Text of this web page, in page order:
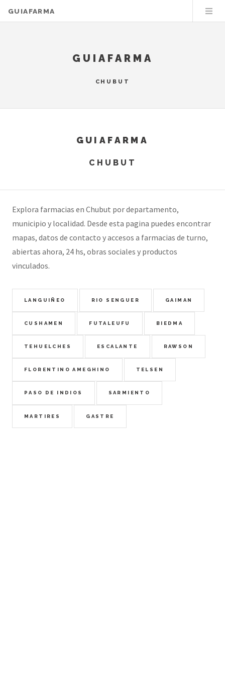
GUIAFARMA
GUIAFARMA
CHUBUT
GUIAFARMA
CHUBUT
Explora farmacias en Chubut por departamento,
municipio y localidad. Desde esta pagina puedes encontrar
mapas, datos de contacto y accesos a farmacias de turno,
abiertas ahora, 24 hs, obras sociales y productos
vinculados.
LANGUIÑEO RIO SENGUER GAIMAN
CUSHAMEN FUTALEUFU BIEDMA
TEHUELCHES ESCALANTE RAWSON
FLORENTINO AMEGHINO TELSEN
PASO DE INDIOS SARMIENTO
MARTIRES GASTRE